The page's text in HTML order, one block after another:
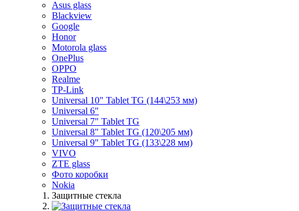
Asus glass
Blackview
Google
Honor
Motorola glass
OnePlus
OPPO
Realme
TP-Link
Universal 10" Tablet TG (144\253 мм)
Universal 6"
Universal 7" Tablet TG
Universal 8" Tablet TG (120\205 мм)
Universal 9" Tablet TG (133\228 мм)
VIVO
ZTE glass
Фото коробки
Nokia
Защитные стекла